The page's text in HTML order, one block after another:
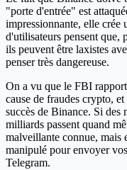
"porte d'entrée" est
impressionnante, elle crée
d'utilisateurs pensent que,
ils peuvent être laxistes
penser très dangereuse.
On a vu que le FBI
cause de fraudes crypto,
succès de Binance. Si des
milliards passent quand
malveillante connue, mais
manipulé pour envoyer
Telegram.